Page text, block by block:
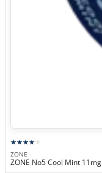
ZONE
ZONE No5 Cool Mint 11mg